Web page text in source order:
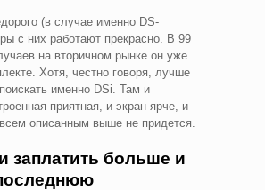
(в случае именно DS-
с них работают прекрасно. В 99
на вторичном рынке он уже
Хотя, честно говоря, лучше
именно DSi. Там и
приятная, и экран ярче, и
описанным выше не придется.
заплатить больше и